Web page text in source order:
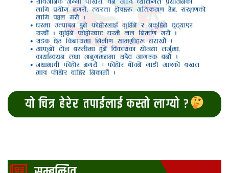
यो चित्र हेरेर तपाईलाई कस्तो लाग्यो ?